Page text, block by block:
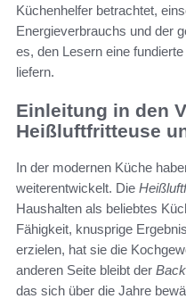
Küchenhelfer betrachtet,
Energieverbrauchs und der
es, den Lesern eine
liefern.
Einleitung in den
Heißluftfritteuse
In der modernen Küche
weiterentwickelt. Die
Haushalten als beliebtes
Fähigkeit, knusprige
erzielen, hat sie die
anderen Seite bleibt der
das sich über die Jahre